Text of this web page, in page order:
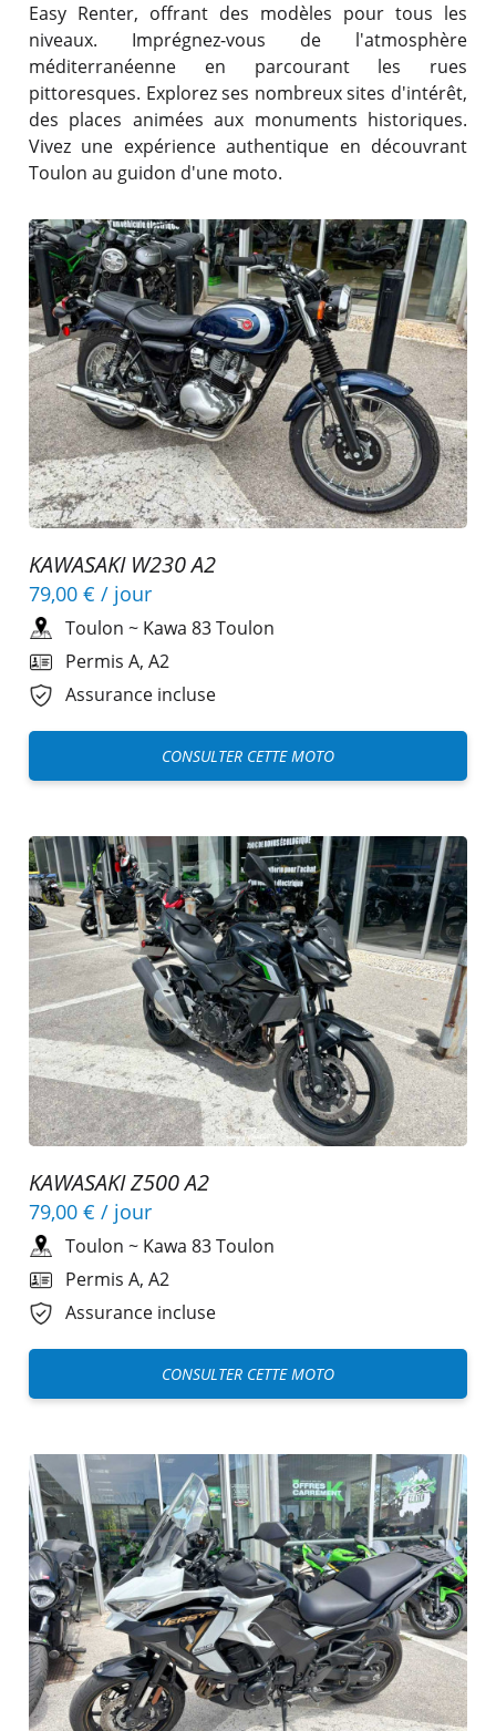
Easy Renter, offrant des modèles pour tous les
niveaux. Imprégnez-vous de l'atmosphère
méditerranéenne en parcourant les rues
pittoresques. Explorez ses nombreux sites d'intérêt,
des places animées aux monuments historiques.
Vivez une expérience authentique en découvrant
Toulon au guidon d'une moto.
KAWASAKI W230 A2
79,00 € / jour
Toulon ~ Kawa 83 Toulon
Permis A, A2
Assurance incluse
CONSULTER CETTE MOTO
KAWASAKI Z500 A2
79,00 € / jour
Toulon ~ Kawa 83 Toulon
Permis A, A2
Assurance incluse
CONSULTER CETTE MOTO